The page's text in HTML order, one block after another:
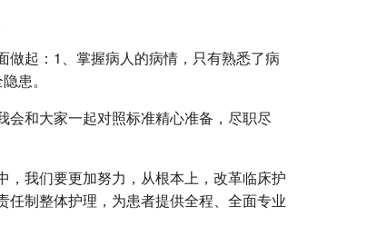
起：1、掌握病人的病情，只有熟悉了病
患。
和大家一起对照标准精心准备，尽职尽
我们要更加努力，从根本上，改革临床护
制整体护理，为患者提供全程、全面专业